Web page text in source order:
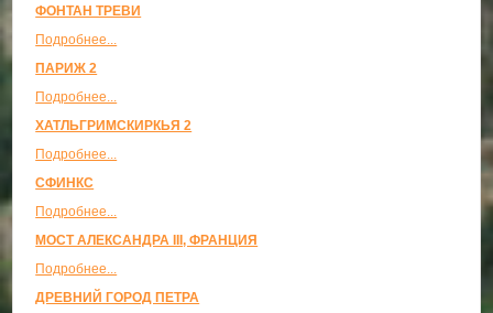
ФОНТАН ТРЕВИ
Подробнее...
ПАРИЖ 2
Подробнее...
ХАТЛЬГРИМСКИРКЬЯ 2
Подробнее...
СФИНКС
Подробнее...
МОСТ АЛЕКСАНДРА III, ФРАНЦИЯ
Подробнее...
ДРЕВНИЙ ГОРОД ПЕТРА